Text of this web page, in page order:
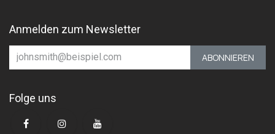
Anmelden zum Newsletter
ABONNIEREN
Folge uns